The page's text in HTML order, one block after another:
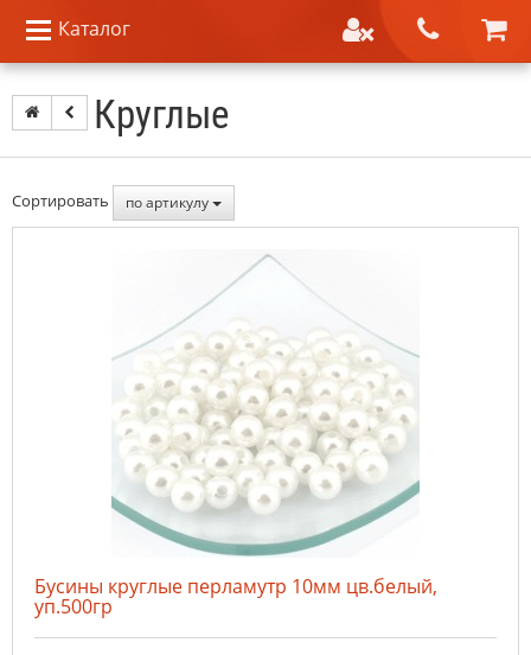
Каталог
Круглые
Сортировать по артикулу
Бусины круглые перламутр 10мм цв.белый,
уп.500гр